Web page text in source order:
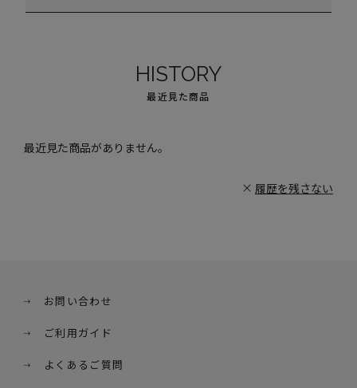
HISTORY
最近見た商品
最近見た商品がありません。
履歴を残さない
お問い合わせ
ご利用ガイド
よくあるご質問